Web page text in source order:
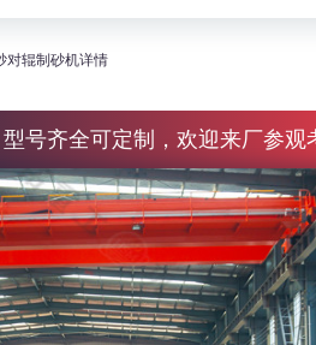
对辊制砂机详情
号齐全可定制，欢迎来厂参观